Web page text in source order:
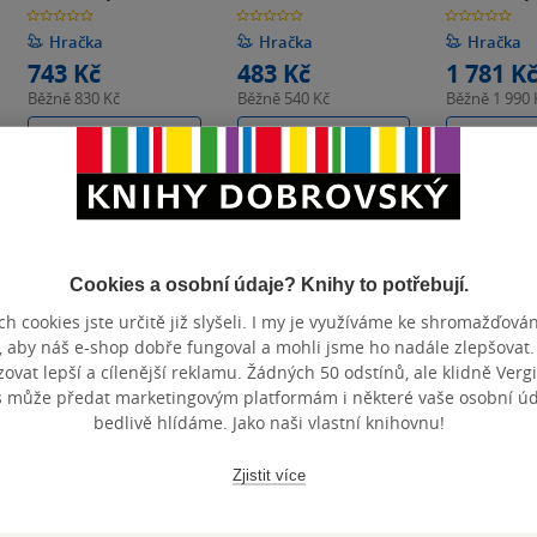
0.0
z
5
hvězdiček
Hračka
743 Kč
Běžně 830 Kč
0.0
z
5
hvězdiček
Hračka
483 Kč
Běžně 540 Kč
0.0
z
5
hvězdiček
Hračka
1 781 Kč
Běžně 1 990
Animambo
Cookies a osobní údaje? Knihy to potřebují.
cookies jste určitě již slyšeli. I my je využíváme ke
aby náš e-shop dobře fungoval a mohli jsme ho nadále zlepšovat.
lepší a cílenější reklamu. Žádných 50 odstínů, ale klidně
může předat marketingovým platformám i některé vaše osobní
bedlivě hlídáme. Jako naši vlastní knihovnu!
Zjistit více